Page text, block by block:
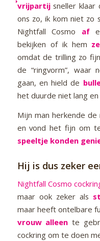
vrijpartijsneller klaar
ons zo, ik kom niet zo
Nightfall Cosmo af
bekijken of ik hem
omdat de trilling zo
de “ringvorm”, waar
gaan, en hield de
het duurde niet lang en
Mijn man herkende
en vond het fijn om
speeltje konden
Hij is dus zeker
Nightfall Cosmo
maar ook zeker als
maar heeft ontelbare
vrouw alleen te
cockring om te doen